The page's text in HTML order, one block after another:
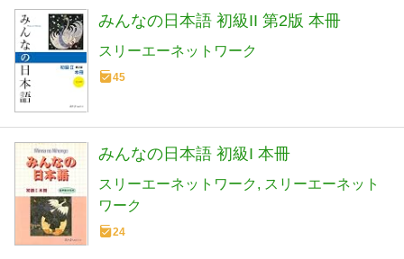
みんなの日本語 初級II 第2版 本冊
スリーエーネットワーク
45
みんなの日本語 初級I 本冊
スリーエーネットワーク
スリーエーネット
ワーク
24